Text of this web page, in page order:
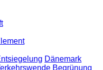
Dänemark
Begrünung